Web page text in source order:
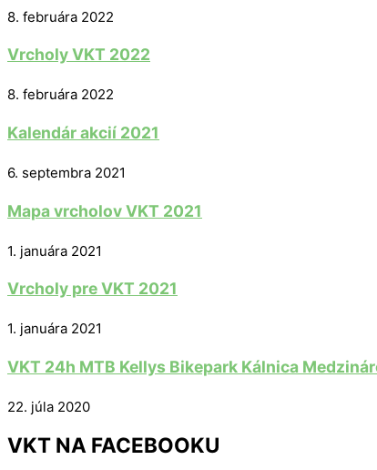
8. februára 2022
Vrcholy VKT 2022
8. februára 2022
Kalendár akcií 2021
6. septembra 2021
Mapa vrcholov VKT 2021
1. januára 2021
Vrcholy pre VKT 2021
1. januára 2021
VKT 24h MTB Kellys Bikepark Kálnica
22. júla 2020
VKT NA FACEBOOKU